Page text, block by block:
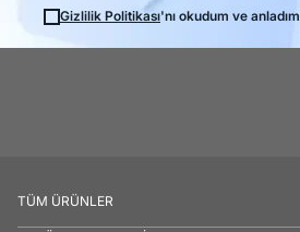
Gizlilik Politikası'nı okudum ve anladım
TÜM ÜRÜNLER